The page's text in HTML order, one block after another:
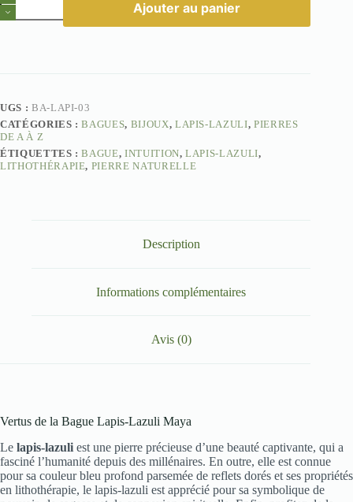
de
Bague
Ajouter au panier
UGS : BA-LAPI-03
CATÉGORIES :BAGUES, BIJOUX, LAPIS-LAZULI,PIERRES
DE A À Z
ÉTIQUETTES :BAGUE,INTUITION,LAPIS-LAZULI,
LITHOTHÉRAPIE, PIERRE NATURELLE
Description
Informations complémentaires
Avis (0)
Vertus de la Bague Lapis-Lazuli Maya
Le lapis-lazuli est une pierre précieuse d’une beauté captivante, qui a
fasciné l’humanité depuis des millénaires. En outre, elle est connue
pour sa couleur bleu profond parsemée de reflets dorés et ses propriétés
en lithothérapie, le lapis-lazuli est apprécié pour sa symbolique de